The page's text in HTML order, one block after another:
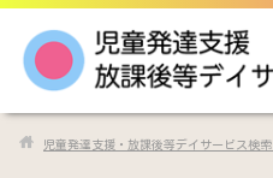
児童発達支援・放課後等デイサービス検索